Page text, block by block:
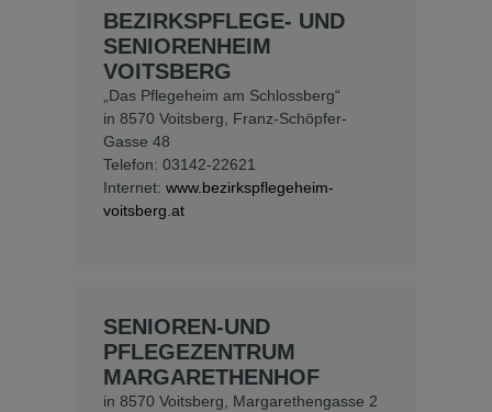
BEZIRKSPFLEGE- UND
SENIORENHEIM
VOITSBERG
„Das Pflegeheim am Schlossberg“
in 8570 Voitsberg, Franz-Schöpfer-
Gasse 48
Telefon: 03142-22621
Internet: www.bezirkspflegeheim-
voitsberg.at
SENIOREN-UND
PFLEGEZENTRUM
MARGARETHENHOF
in 8570 Voitsberg, Margarethengasse 2